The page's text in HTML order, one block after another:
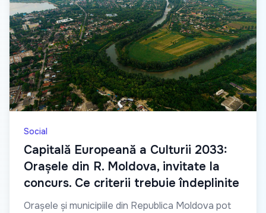
Social
Capitală Europeană a Culturii 2033:
Orașele din R. Moldova, invitate la
concurs. Ce criterii trebuie îndeplinite
Orașele și municipiile din Republica Moldova pot